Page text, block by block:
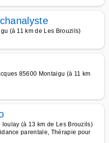
(à 11 km de Les Brouzils)
85600 Montaigu (à 11 km
(à 13 km de Les Brouzils)
parentale, Thérapie pour